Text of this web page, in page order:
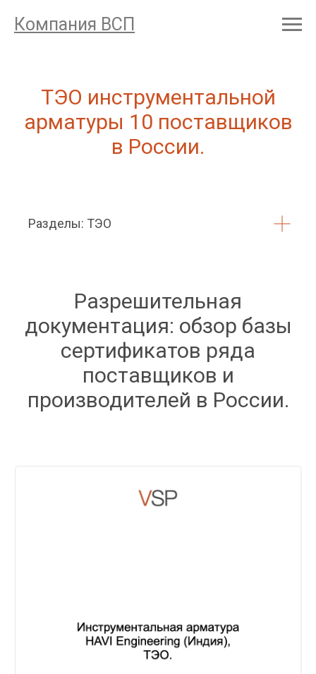
Компания ВСП
ТЭО инструментальной
арматуры 10 поставщиков
в России.
Разделы: ТЭО
Разрешительная
документация: обзор базы
сертификатов ряда
поставщиков и
производителей в России.